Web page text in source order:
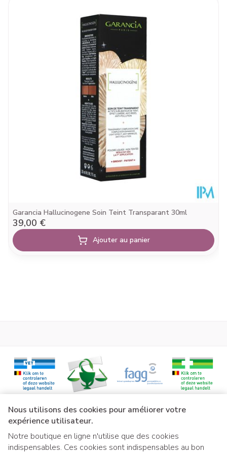
Nous utilisons des cookies pour améliorer votre
expérience utilisateur.
Notre boutique en ligne n'utilise que des cookies
indispensables. Ces cookies sont indispensables au bon
Température ambiante (15°C -
25°C)
Garancia Hallucinogene Soin Teint Transparant 30ml
39,00 €
Ajouter au panier
Liens légaux